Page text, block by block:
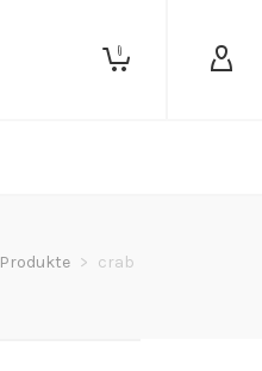
0
Produkte > crab